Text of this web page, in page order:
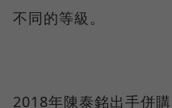
不同的等級。
2018年陳泰銘出手併